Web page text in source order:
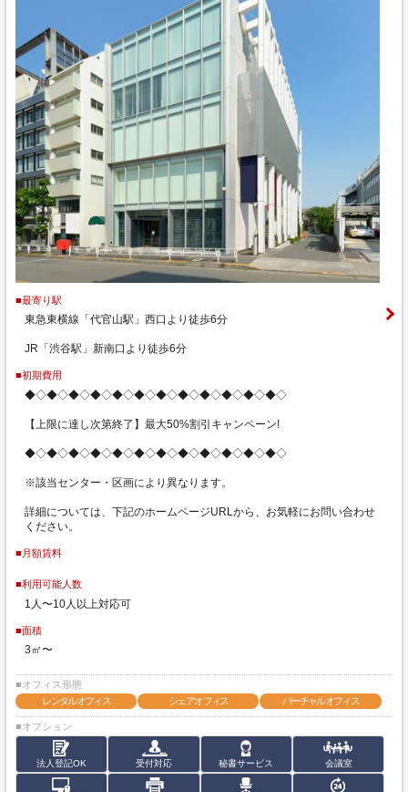
■最寄り駅
東急東横線「代官山駅」西口より徒歩6分
JR「渋谷駅」新南口より徒歩6分
■初期費用
◆◇◆◇◆◇◆◇◆◇◆◇◆◇◆◇◆◇◆◇◆◇◆◇
【上限に達し次第終了】最大50%割引キャンペーン!
◆◇◆◇◆◇◆◇◆◇◆◇◆◇◆◇◆◇◆◇◆◇◆◇
※該当センター・区画により異なります。
詳細については、下記のホームページURLから、お気軽にお問い合わせ
ください。
■月額賃料
■利用可能人数
1人〜10人以上対応可
■面積
3㎡〜
■オフィス形態
レンタルオフィス
シェアオフィス バーチャルオフィス
■オプション
法人登記OK 受付対応 秘書サービス 会議室